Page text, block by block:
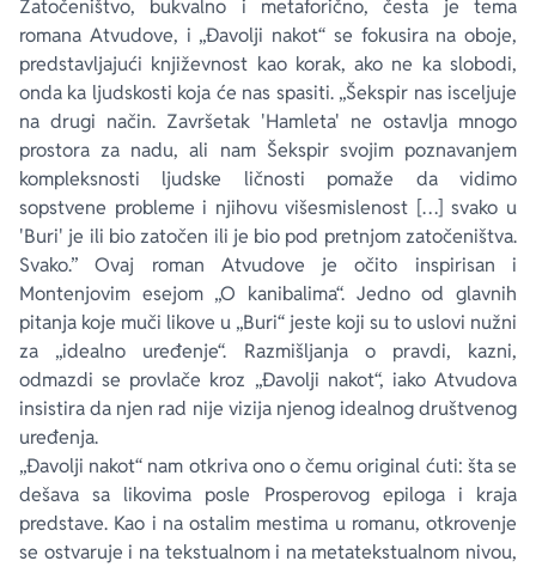
Zatočeništvo, bukvalno i metaforično, česta je tema
romana Atvudove, i „Đavolji nakot“ se fokusira na oboje,
predstavljajući književnost kao korak, ako ne ka slobodi,
onda ka ljudskosti koja će nas spasiti. „Šekspir nas isceljuje
na drugi način. Završetak 'Hamleta' ne ostavlja mnogo
prostora za nadu, ali nam Šekspir svojim poznavanjem
kompleksnosti ljudske ličnosti pomaže da vidimo
sopstvene probleme i njihovu višesmislenost […] svako u
'Buri' je ili bio zatočen ili je bio pod pretnjom zatočeništva.
Svako.” Ovaj roman Atvudove je očito inspirisan i
Montenjovim esejom „O kanibalima“. Jedno od glavnih
pitanja koje muči likove u „Buri“ jeste koji su to uslovi nužni
za „idealno uređenje“. Razmišljanja o pravdi, kazni,
odmazdi se provlače kroz „Đavolji nakot“, iako Atvudova
insistira da njen rad nije vizija njenog idealnog društvenog
uređenja.
„Đavolji nakot“ nam otkriva ono o čemu original ćuti: šta se
dešava sa likovima posle Prosperovog epiloga i kraja
predstave. Kao i na ostalim mestima u romanu, otkrovenje
se ostvaruje i na tekstualnom i na metatekstualnom nivou,